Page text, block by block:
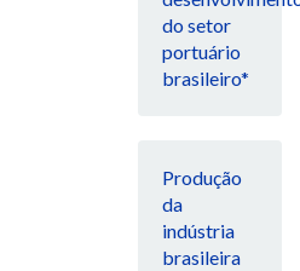
do setor
portuário
brasileiro*
Produção
da
indústria
brasileira